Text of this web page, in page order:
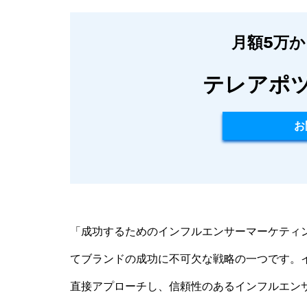
月額5万
テレアポ
「成功するためのインフルエンサーマーケテ
てブランドの成功に不可欠な戦略の一つです
直接アプローチし、信頼性のあるインフルエ